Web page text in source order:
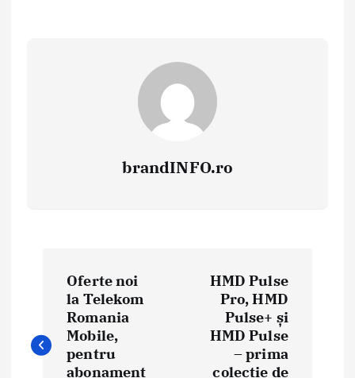
brandINFO.ro
v
i
Oferte noi
la Telekom
Romania
Mobile,
pentru
abonament
HMD Pulse
Pro, HMD
Pulse+ și
HMD Pulse
– prima
colecție de